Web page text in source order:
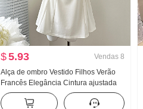
$5.93 Vendas 8
Alça de ombro Vestido Filhos Verão
Francês Elegância Cintura ajustada
Efeito emagrecedor Saia regata Saia
curta